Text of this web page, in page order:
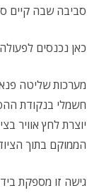
סביבה שבה קיים
כאן נכנסים
מערכות שליטה
חשמלי בנקודת
יוצרת לחץ אוויר
הממוקם בתוך
גישה זו מספקת